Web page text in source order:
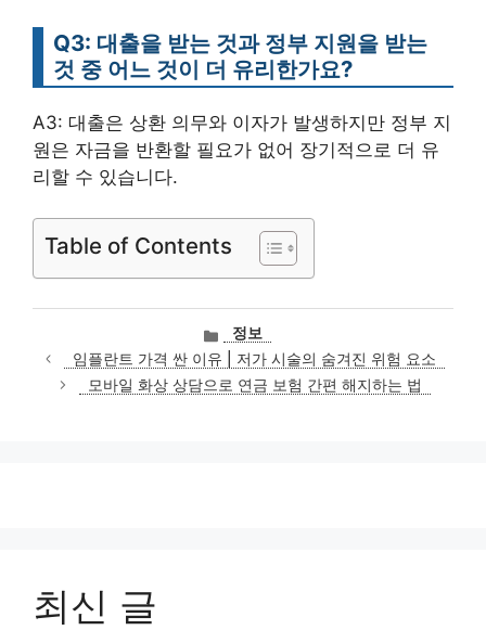
Q3: 대출을 받는 것과 정부 지원을 받는
것 중 어느 것이 더 유리한가요?
A3: 대출은 상환 의무와 이자가 발생하지만 정부 지
원은 자금을 반환할 필요가 없어 장기적으로 더 유
리할 수 있습니다.
Table of Contents
카
테
고
리
정보
임플란트 가격 싼 이유 | 저가 시술의 숨겨진 위험 요소
모바일 화상 상담으로 연금 보험 간편 해지하는 법
최신 글